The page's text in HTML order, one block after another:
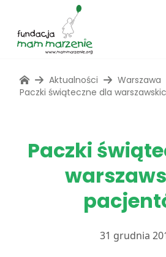
Aktualności
Warszawa
Paczki świąteczne dla
Paczki
31 grudnia